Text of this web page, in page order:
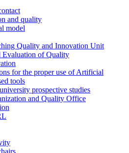
and quality
model
Quality and Innovation Unit
Evaluation of Quality
for the proper use of Artificial
tools
prospective studies
and Quality Office